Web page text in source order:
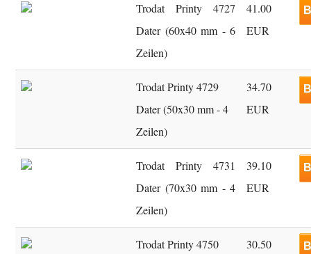
Trodat Printy 4727
Dater (60x40 mm - 6
Zeilen)
41.00
EUR
Trodat Printy 4729
Dater (50x30 mm - 4
Zeilen)
34.70
EUR
Trodat Printy 4731
Dater (70x30 mm - 4
Zeilen)
39.10
EUR
Trodat Printy 4750
30.50